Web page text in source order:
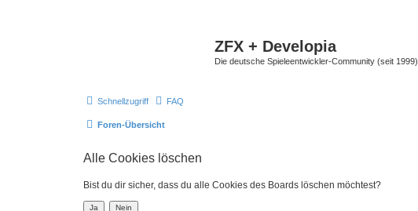
ZFX + Developia
Die deutsche Spieleentwickler-Community (seit 1999).
Schnellzugriff FAQ
Foren-Übersicht
Alle Cookies löschen
Bist du dir sicher, dass du alle Cookies des Boards löschen möchtest?